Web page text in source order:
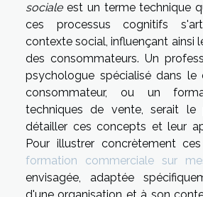
socialeest un terme technique
ces processus cognitifs
contexte social, influençant ainsi
des consommateurs. Un
psychologue spécialisé dans
consommateur, ou un
techniques de vente, serait
détailler ces concepts et leur
Pour illustrer concrètement
formation commerciale sur
envisagée, adaptée